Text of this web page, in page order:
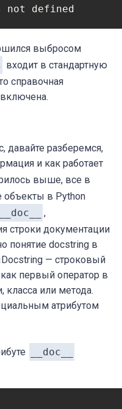
not defined
выбросом
входит в стандартную
справочная
давайте разберемся,
и как работает
выше, все в
объекты в Python
__doc__
,
строки документации
понятие docstring в
— строковый
первый оператор в
или метода.
атрибутом
__doc__